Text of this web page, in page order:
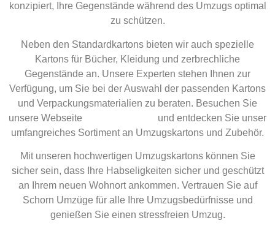
konzipiert, Ihre Gegenstände während des Umzugs optimal
zu schützen.
Neben den Standardkartons bieten wir auch spezielle
Kartons für Bücher, Kleidung und zerbrechliche
Gegenstände an. Unsere Experten stehen Ihnen zur
Verfügung, um Sie bei der Auswahl der passenden Kartons
und Verpackungsmaterialien zu beraten. Besuchen Sie
unsere Webseite
und entdecken Sie unser
umfangreiches Sortiment an Umzugskartons und Zubehör.
Mit unseren hochwertigen Umzugskartons können Sie
sicher sein, dass Ihre Habseligkeiten sicher und geschützt
an Ihrem neuen Wohnort ankommen. Vertrauen Sie auf
Schorn Umzüge für alle Ihre Umzugsbedürfnisse und
genießen Sie einen stressfreien Umzug.